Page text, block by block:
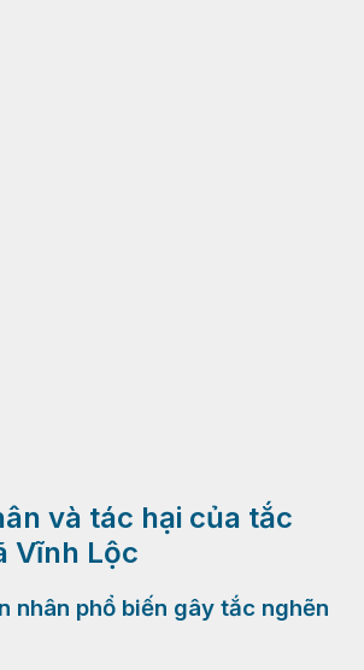
và tác hại của tắc
Vĩnh Lộc
nhân phổ biến gây tắc nghẽn